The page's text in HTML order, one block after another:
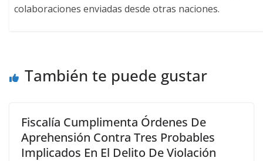
colaboraciones enviadas desde otras naciones.
También te puede gustar
Fiscalía Cumplimenta Órdenes De
Aprehensión Contra Tres Probables
Implicados En El Delito De Violación